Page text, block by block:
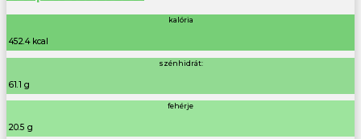
kalória
452.4 kcal
szénhidrát:
61.1 g
fehérje
20.5 g